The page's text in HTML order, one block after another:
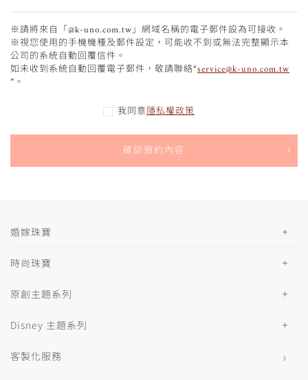
※請將來自「@k-uno.com.tw」網域名稱的電子郵件設為可接收。
※視您使用的手機機種及郵件設定，可能收不到或無法完整顯示本
公司的系統自動回覆信件。
如未收到系統自動回覆電子郵件，敬請聯絡“service@k-uno.com.tw
”。
我同意隱私權政策
確認預約內容
婚嫁珠寶
時尚珠寶
原創主題系列
Disney 主題系列
客製化服務